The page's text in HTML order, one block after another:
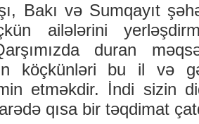
Bakı və Sumqayıt
ailələrini
duran
köçkünləri bu il və
etməkdir. İndi sizin
qısa bir təqdimat